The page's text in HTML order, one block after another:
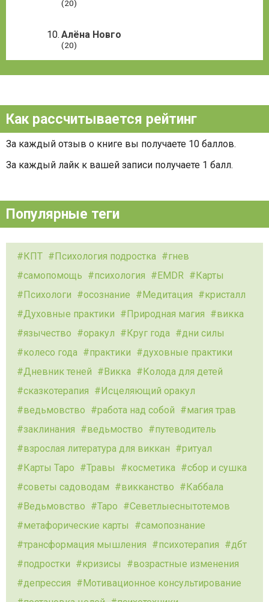
(20)
Алёна Новго
(20)
Как рассчитывается рейтинг
За каждый отзыв о книге вы получаете 10 баллов.
За каждый лайк к вашей записи получаете 1 балл.
Популярные теги
КПТ Психология подростка
гнев
самопомощь
психология EMDR
Карты
Психологи
осознание Медитация
кристалл
Духовные практики
Природная магия
викка
язычество
оракул Круг года
дни силы
колесо года
практики
духовные практики
Дневник теней
Викка
Колода для детей
сказкотерапия
Исцеляющий оракул
ведьмовство
работа над собой
магия трав
заклинания
ведьмоство
путеводитель
взрослая литература для виккан
ритуал
Карты Таро
Травы косметика
сбор и сушка
советы садоводам
викканство
Каббала
Ведьмовство
Таро
Севетлыеснытотемов
метафорические карты
самопознание
трансформация мышления
психотерапия
дбт
подростки
кризисы
возрастные изменения
депрессия
Мотивационное консультирование